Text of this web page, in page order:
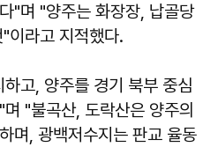
"며 "양주는 화장장, 납골당
이라고 지적했다.
고, 양주를 경기 북부 중심
"불곡산, 도락산은 양주의
며, 광백저수지는 판교 율동